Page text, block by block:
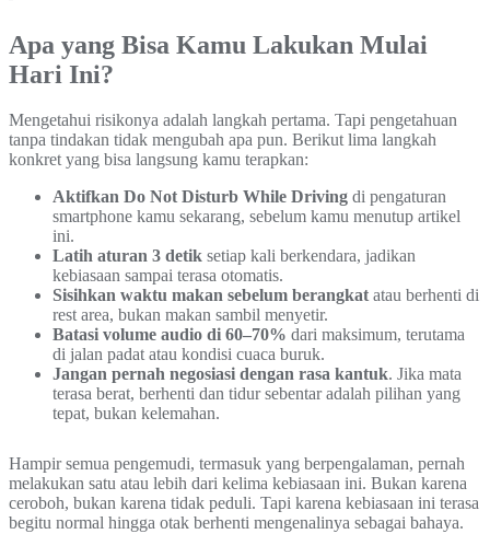
Apa yang Bisa Kamu Lakukan Mulai
Hari Ini?
Mengetahui risikonya adalah langkah pertama. Tapi pengetahuan
tanpa tindakan tidak mengubah apa pun. Berikut lima langkah
konkret yang bisa langsung kamu terapkan:
Aktifkan Do Not Disturb While Driving di pengaturan
smartphone kamu sekarang, sebelum kamu menutup artikel
ini.
Latih aturan 3 detik setiap kali berkendara, jadikan
kebiasaan sampai terasa otomatis.
Sisihkan waktu makan sebelum berangkatatau berhenti di
rest area, bukan makan sambil menyetir.
Batasi volume audio di 60–70% dari maksimum, terutama
di jalan padat atau kondisi cuaca buruk.
Jangan pernah negosiasi dengan rasa kantuk. Jika mata
terasa berat, berhenti dan tidur sebentar adalah pilihan yang
tepat, bukan kelemahan.
Hampir semua pengemudi, termasuk yang berpengalaman, pernah
melakukan satu atau lebih dari kelima kebiasaan ini. Bukan karena
ceroboh, bukan karena tidak peduli. Tapi karena kebiasaan ini terasa
begitu normal hingga otak berhenti mengenalinya sebagai bahaya.